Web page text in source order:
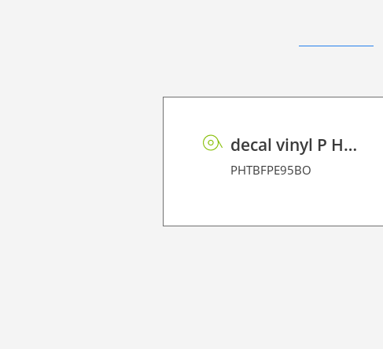
decal vinyl P HT BF PE 95 BO
PHTBFPE95BO